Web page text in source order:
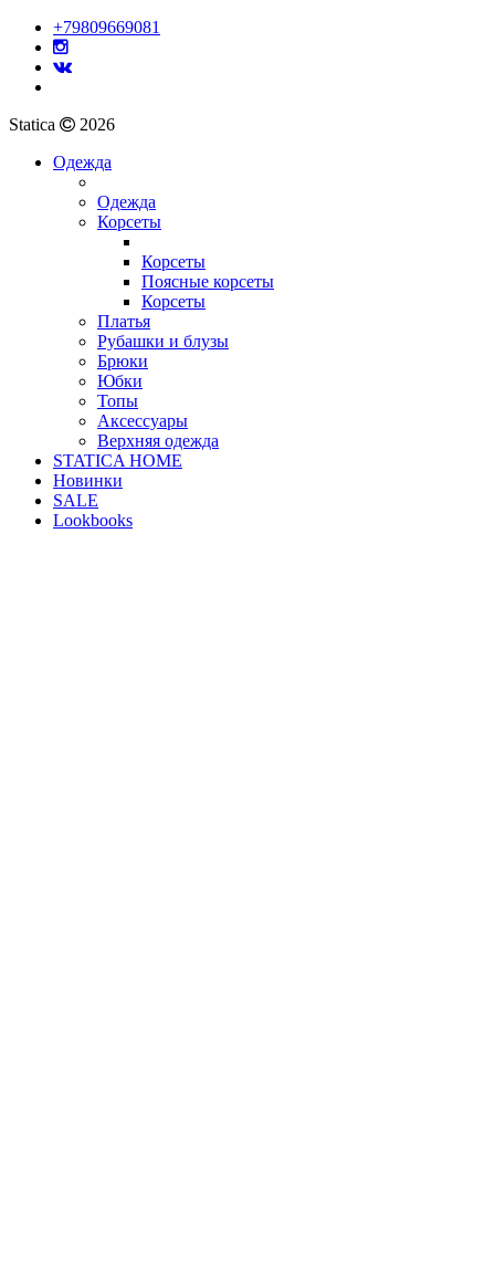
+79809669081
Statica
2026
Одежда
Одежда
Корсеты
Корсеты
Поясные корсеты
Корсеты
Платья
Рубашки и блузы
Брюки
Юбки
Топы
Аксессуары
Верхняя одежда
STATICA HOME
Новинки
SALE
Lookbooks